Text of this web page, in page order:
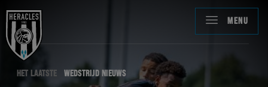
MENU
HET LAATSTE WEDSTRIJD NIEUWS